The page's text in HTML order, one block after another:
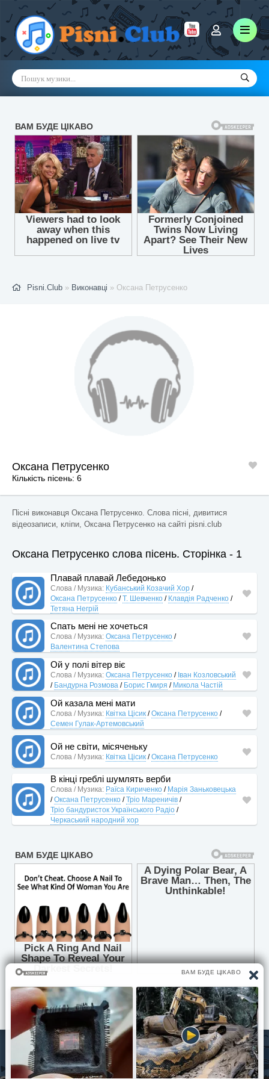
Pisni.Club » Виконавці » Оксана Петрусенко
Оксана Петрусенко
Кількість пісень: 6
Пісні виконавця Оксана Петрусенко. Слова пісні, дивитися
відеозаписи, кліпи, Оксана Петрусенко на сайті pisni.club
Оксана Петрусенко слова пісень. Сторінка - 1
Плавай плавай Лебедонько
Слова / Музика: Кубанський Козачий Хор /
Оксана Петрусенко /Т. Шевченко / Клавдія Радченко /
Тетяна Негрій
Спать мені не хочеться
Слова / Музика: Оксана Петрусенко /
Валентина Степова
Ой у полі вітер віє
Слова / Музика: Оксана Петрусенко / Іван Козловський
/ Бандурна Розмова / Борис Гмиря / Микола Частій
Ой казала мені мати
Слова / Музика: Квітка Цісик /Оксана Петрусенко /
Семен Гулак-Артемовський
Ой не світи, місяченьку
Слова / Музика: Квітка Цісик /Оксана Петрусенко
В кінці греблі шумлять верби
Слова / Музика: Раїса Кириченко / Марія Заньковецька
/Оксана Петрусенко /Тріо Мареничів /
Тріо бандуристок Українського Радіо /
Черкаський народний хор
© Pisni.Club 2020 - 2026 З будь-яких питань звертайтесь на
поштуyour.feedback.tpl@gmail.com